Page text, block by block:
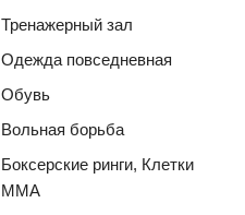
Тренажерный зал
Одежда повседневная
Обувь
Вольная борьба
Боксерские ринги, Клетки
ММА